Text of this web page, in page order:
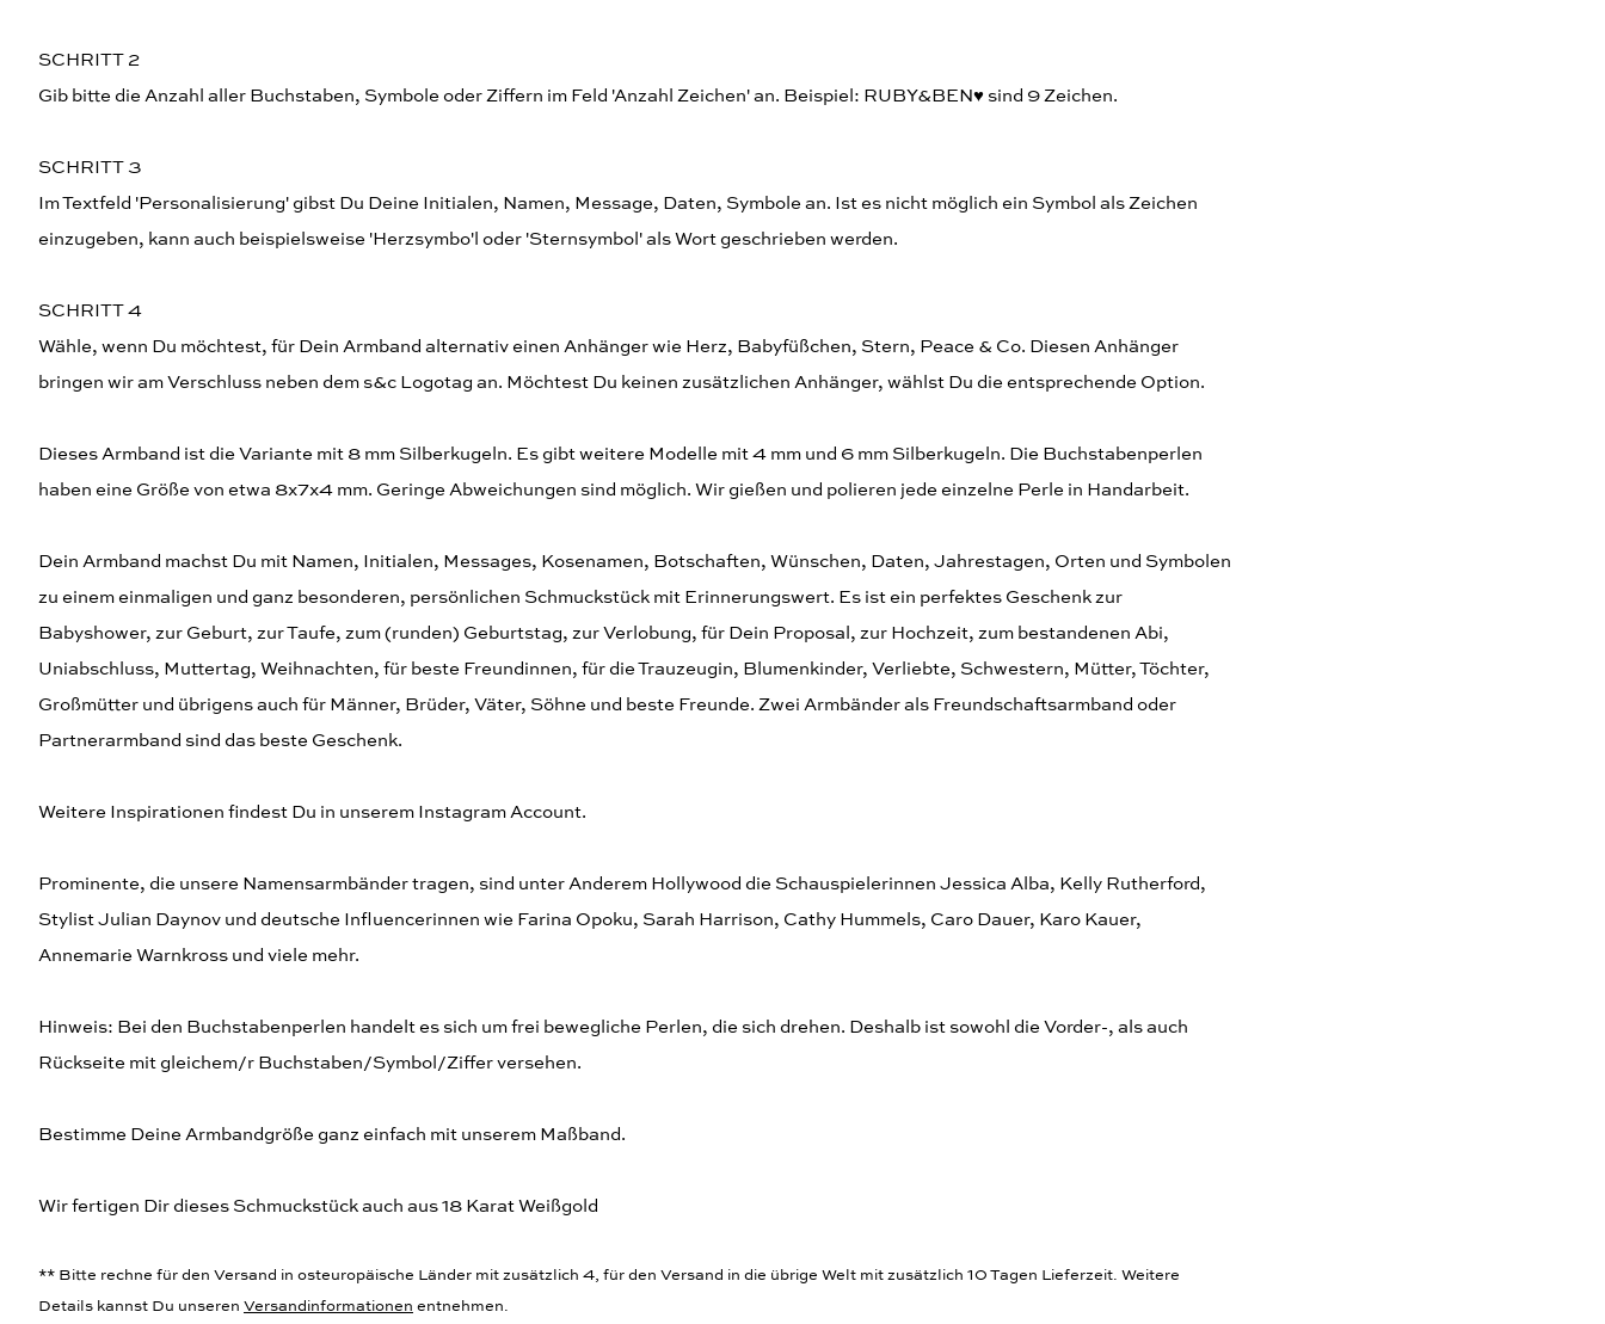
SCHRITT 2
Gib bitte die Anzahl aller Buchstaben, Symbole oder Ziffern im Feld 'Anzahl Zeichen' an. Beispiel: RUBY&BEN♥︎ sind 9 Zeichen.
SCHRITT 3
Im Textfeld 'Personalisierung' gibst Du Deine Initialen, Namen, Message, Daten, Symbole an. Ist es nicht möglich ein Symbol als Zeichen
einzugeben, kann auch beispielsweise 'Herzsymbo'l oder 'Sternsymbol' als Wort geschrieben werden.
SCHRITT 4
Wähle, wenn Du möchtest, für Dein Armband alternativ einen Anhänger wie Herz, Babyfüßchen, Stern, Peace & Co. Diesen Anhänger
bringen wir am Verschluss neben dem s&c Logotag an. Möchtest Du keinen zusätzlichen Anhänger, wählst Du die entsprechende Option.
Dieses Armband ist die Variante mit 8 mm Silberkugeln. Es gibt weitere Modelle mit 4 mm und 6 mm Silberkugeln. Die Buchstabenperlen
haben eine Größe von etwa 8x7x4 mm. Geringe Abweichungen sind möglich. Wir gießen und polieren jede einzelne Perle in Handarbeit.
Dein Armband machst Du mit Namen, Initialen, Messages, Kosenamen, Botschaften, Wünschen, Daten, Jahrestagen, Orten und Symbolen
zu einem einmaligen und ganz besonderen, persönlichen Schmuckstück mit Erinnerungswert. Es ist ein perfektes Geschenk zur
Babyshower, zur Geburt, zur Taufe, zum (runden) Geburtstag, zur Verlobung, für Dein Proposal, zur Hochzeit, zum bestandenen Abi,
Uniabschluss, Muttertag, Weihnachten, für beste Freundinnen, für die Trauzeugin, Blumenkinder, Verliebte, Schwestern, Mütter, Töchter,
Großmütter und übrigens auch für Männer, Brüder, Väter, Söhne und beste Freunde. Zwei Armbänder als Freundschaftsarmband oder
Partnerarmband sind das beste Geschenk.
Weitere Inspirationen findest Du in unserem Instagram Account.
Prominente, die unsere Namensarmbänder tragen, sind unter Anderem Hollywood die Schauspielerinnen Jessica Alba, Kelly Rutherford,
Stylist Julian Daynov und deutsche Influencerinnen wie Farina Opoku, Sarah Harrison, Cathy Hummels, Caro Dauer, Karo Kauer,
Annemarie Warnkross und viele mehr.
Hinweis: Bei den Buchstabenperlen handelt es sich um frei bewegliche Perlen, die sich drehen. Deshalb ist sowohl die Vorder-, als auch
Rückseite mit gleichem/r Buchstaben/Symbol/Ziffer versehen.
Bestimme Deine Armbandgröße ganz einfach mit unserem Maßband.
Wir fertigen Dir dieses Schmuckstück auch aus 18 Karat Weißgold
** Bitte rechne für den Versand in osteuropäische Länder mit zusätzlich 4, für den Versand in die übrige Welt mit zusätzlich 10 Tagen Lieferzeit. Weitere
Details kannst Du unseren Versandinformationen entnehmen.